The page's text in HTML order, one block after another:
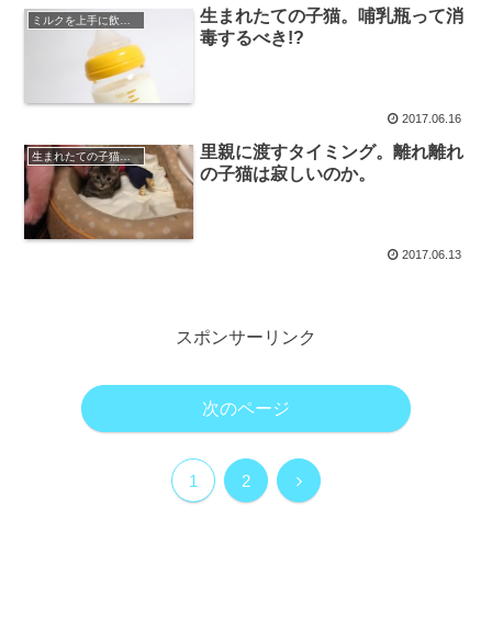
ミルクを上手に飲ませよう
生まれたての子猫。哺乳瓶って消
毒するべき!?
2017.06.16
生まれたての子猫の里親探し
里親に渡すタイミング。離れ離れ
の子猫は寂しいのか。
2017.06.13
スポンサーリンク
次のページ
1 2 次